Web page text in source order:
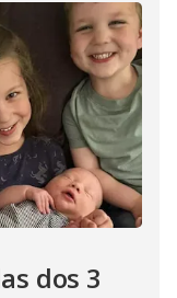
dos 3